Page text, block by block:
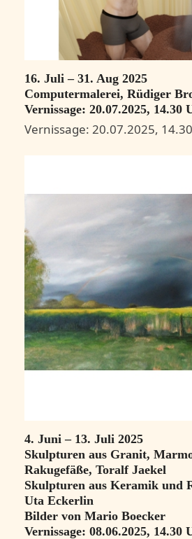
16. Juli – 31. Aug 2025
Computermalerei, Rüdiger
Vernissage: 20.07.2025, 14.30
Vernissage: 20.07.2025,
4. Juni – 13. Juli 2025
Skulpturen aus Granit,
Rakugefäße, Toralf Jaekel
Skulpturen aus Keramik und
Uta Eckerlin
Bilder von Mario Boecker
Vernissage: 08.06.2025, 14.30